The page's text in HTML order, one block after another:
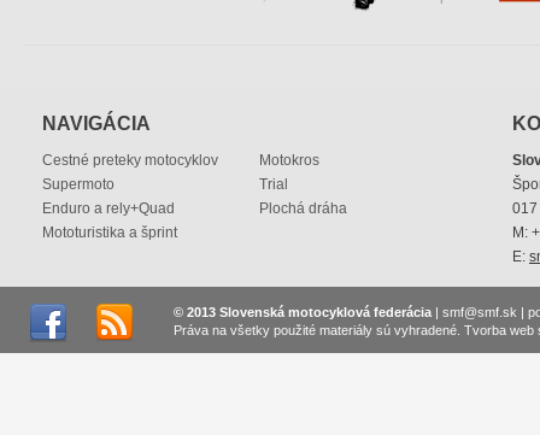
NAVIGÁCIA
Cestné preteky motocyklov
Motokros
Supermoto
Trial
Enduro a rely+Quad
Plochá dráha
Mototuristika a šprint
017
M:
E:
© 2013 Slovenská motocyklová federácia | smf@smf.sk |
Práva na všetky použité materiály sú vyhradené. Tvorba web